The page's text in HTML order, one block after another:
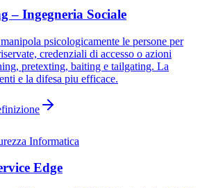
– Ingegneria Sociale
psicologicamente le persone per
credenziali di accesso o azioni
pretexting, baiting e tailgating. La
e la difesa piu efficace.
Informatica
Edge